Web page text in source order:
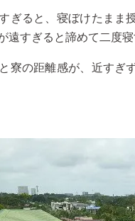
ぎると、寝ぼけたま
遠すぎると諦めて二度
寮の距離感が、近すぎ